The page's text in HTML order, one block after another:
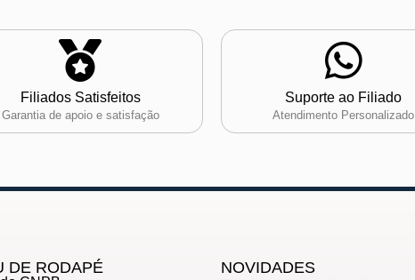
Filiados Satisfeitos
Garantia de apoio e satisfação
Suporte ao Filiado
Atendimento Personalizado
DE RODAPÉ NOVIDADES